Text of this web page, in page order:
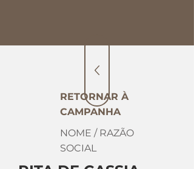
RETORNAR À
CAMPANHA
NOME / RAZÃO
SOCIAL